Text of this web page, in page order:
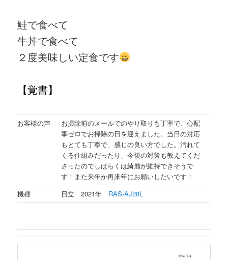
鮭で食べて
牛丼で食べて
２度美味しい定食です
【覚書】
お客様の声
お掃除前のメールでのやり取りも丁寧で、心配
事ゼロでお掃除の日を迎えました。当日の対応
もとても丁寧で、感じの良い方でした。汚れて
くる仕組みだったり、今後の対策も教えてくだ
さったのでしばらくは綺麗が維持できそうで
す！また来年か再来年にお願いしたいです！
機種
日立 2021年 RAS-AJ28L